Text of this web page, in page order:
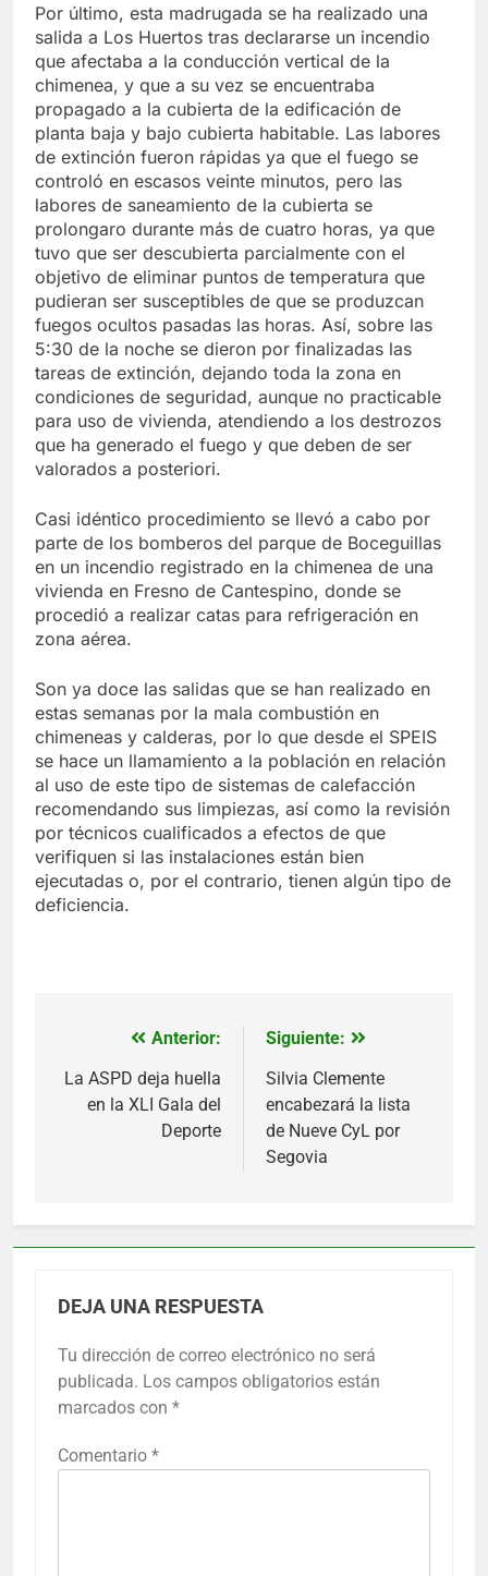
Por último, esta madrugada se ha realizado una
salida a Los Huertos tras declararse un incendio
que afectaba a la conducción vertical de la
chimenea, y que a su vez se encuentraba
propagado a la cubierta de la edificación de
planta baja y bajo cubierta habitable. Las labores
de extinción fueron rápidas ya que el fuego se
controló en escasos veinte minutos, pero las
labores de saneamiento de la cubierta se
prolongaro durante más de cuatro horas, ya que
tuvo que ser descubierta parcialmente con el
objetivo de eliminar puntos de temperatura que
pudieran ser susceptibles de que se produzcan
fuegos ocultos pasadas las horas. Así, sobre las
5:30 de la noche se dieron por finalizadas las
tareas de extinción, dejando toda la zona en
condiciones de seguridad, aunque no practicable
para uso de vivienda, atendiendo a los destrozos
que ha generado el fuego y que deben de ser
valorados a posteriori.
Casi idéntico procedimiento se llevó a cabo por
parte de los bomberos del parque de Boceguillas
en un incendio registrado en la chimenea de una
vivienda en Fresno de Cantespino, donde se
procedió a realizar catas para refrigeración en
zona aérea.
Son ya doce las salidas que se han realizado en
estas semanas por la mala combustión en
chimeneas y calderas, por lo que desde el SPEIS
se hace un llamamiento a la población en relación
al uso de este tipo de sistemas de calefacción
recomendando sus limpiezas, así como la revisión
por técnicos cualificados a efectos de que
verifiquen si las instalaciones están bien
ejecutadas o, por el contrario, tienen algún tipo de
deficiencia.
Navegación
de
Anterior:
La ASPD deja huella
en la XLI Gala del
Deporte
Siguiente:
Silvia Clemente
encabezará la lista
de Nueve CyL por
Segovia
DEJA UNA RESPUESTA
Tu dirección de correo electrónico no será
publicada. Los campos obligatorios están
marcados con *
Comentario *